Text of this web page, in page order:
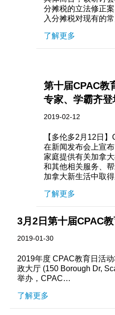
分摊税的立法修正
入分摊税对现有的
了解更多
第十届CPAC教
专家、学霸齐登
2019-02-12
【多伦多2月12日
在新闻发布会上宣
家庭提供有关加拿
和其他相关服务、
加拿大新生活中取
了解更多
3月2日第十届CPAC
2019-01-30
2019年度 CPAC教育日活
政大厅 (150 Borough Dr,
举办，CPAC…
了解更多